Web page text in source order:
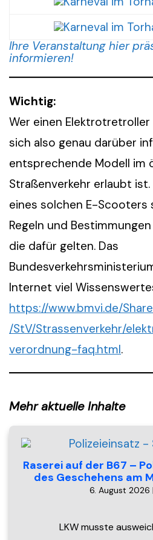
Ihre Veranstaltung hier
informieren!
Wichtig:
Wer einen
sich also genau darüber
entsprechende Modell im
Straßenverkehr erlaubt
eines solchen E-
Regeln und
die dafür gelten. Das
Internet viel
https://www.bmvi.de/
/StV/Strassenverkehr/
verordnung-faq.html.
Mehr aktuelle Inhalte
Raserei auf der B67 –
des Geschehens am
6. August 2026
LKW musste